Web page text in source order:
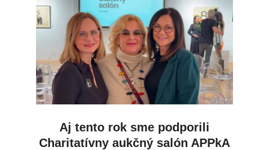
Aj tento rok sme podporili
Charitatívny aukčný salón APPkA